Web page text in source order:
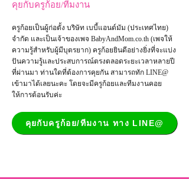
คุยกับครูก้อย/ทีมงาน
ครูก้อยเป็นผู้ก่อตั้ง บริษัท เบบี้แอนด์มัม (ประเทศไทย)
จำกัด และเป็นเจ้าของเพจ BabyAndMom.co.th (เพจให้
ความรู้สำหรับผู้มีบุตรยาก) ครูก้อยยินดีอย่างยิ่งที่จะแบ่ง
ปันความรู้และประสบการณ์ตรงตลอดระยะเวลาหลายปี
ที่ผ่านมา ท่านใดที่ต้องการคุยกัน สามารถทัก LINE@
เข้ามาได้เลยนะคะ โดยจะมีครูก้อยและทีมงานคอย
ให้การต้อนรับค่ะ
คุยกับครูก้อย/ทีมงาน ทาง LINE@